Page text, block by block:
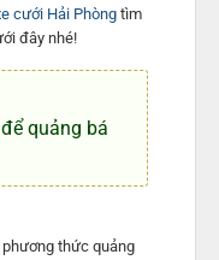
cưới Hải Phòng tìm
đây nhé!
quảng bá
thức quảng